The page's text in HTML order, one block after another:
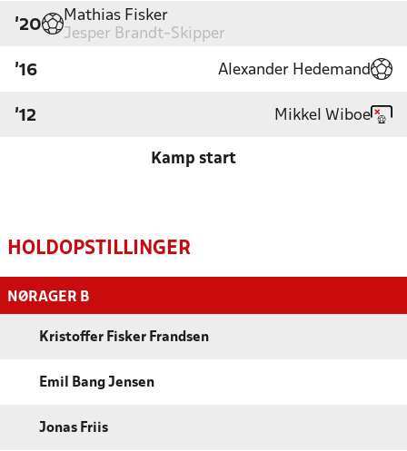
'20
Mathias Fisker
Jesper Brandt-Skipper
'16 Alexander Hedemand
'12 Mikkel Wiboe
Kamp start
HOLDOPSTILLINGER
NØRAGER B
Kristoffer Fisker Frandsen
Emil Bang Jensen
Jonas Friis